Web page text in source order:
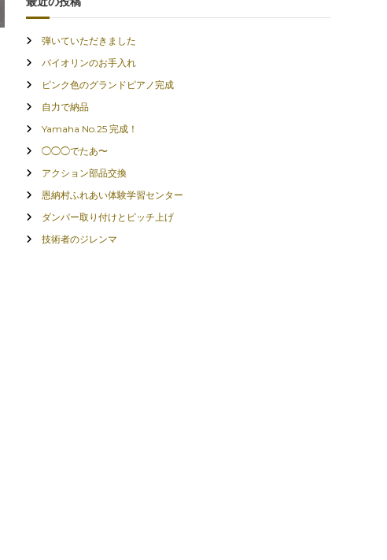
弾いていただきました
バイオリンのお手入れ
ピンク色のグランドピアノ完成
自力で納品
Yamaha No.25 完成！
◯◯◯でたあ〜
アクション部品交換
恩納村ふれあい体験学習センター
ダンパー取り付けとピッチ上げ
技術者のジレンマ